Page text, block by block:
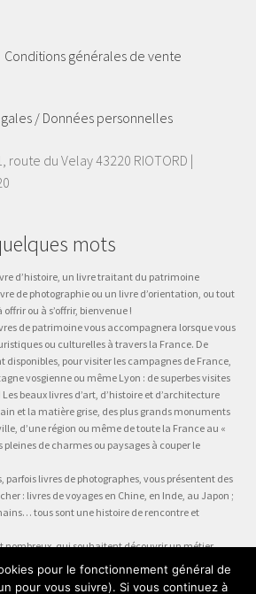
Conditions générales de vente
/ Données personnelles
route du Velay 43220 RIOTORD |
mots
d’histoire, un livre traitant du patrimoine
de photographie ou un livre d’orientation, ou tout
ou à s’offrir, bienvenue !
de patrimoine vous accompagnera lorsque vous
ou culturelles à travers la France. De
disponibles, pour visiter les campagnes de France,
vosgienne ou même Lyon : de superbes visites
beaux livres d’art, d’histoire et d’architecture
et la matière grise, des plus grands monuments
d’une région ou même de toute la France au «
de charmes ou paysages à couper le
parfois livres de photographes, vous présentent des
: livres de voyages en Chine, en Inde, au Japon ;
tous sont une histoire de rencontre et
nombreux, qui souhaitent découvrir un métier,
leur orientation, à la question « quel métier ?
Être, véritable panorama du monde du travail, plus
pour le fonctionnement général de
pour vous suivre). Si vous continuez à